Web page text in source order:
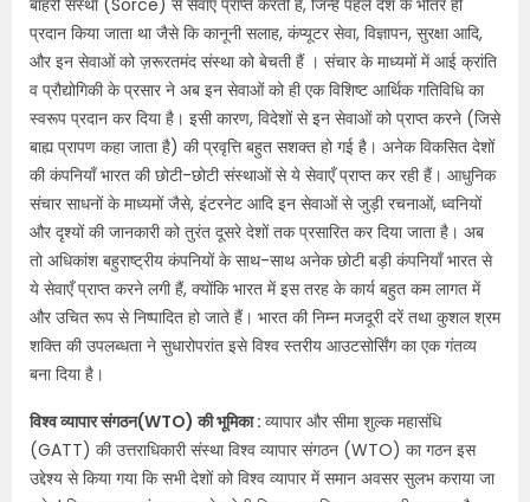
बाहरी संस्था (Sorce) से सेवाएँ प्राप्त करती हैं, जिन्हें पहले देश के भीतर ही
प्रदान किया जाता था जैसे कि कानूनी सलाह, कंप्यूटर सेवा, विज्ञापन, सुरक्षा आदि,
और इन सेवाओं को ज़रूरतमंद संस्था को बेचती हैं । संचार के माध्यमों में आई क्रांति
व प्रौद्योगिकी के प्रसार ने अब इन सेवाओं को ही एक विशिष्ट आर्थिक गतिविधि का
स्वरूप प्रदान कर दिया है। इसी कारण, विदेशों से इन सेवाओं को प्राप्त करने (जिसे
बाह्य प्रापण कहा जाता है) की प्रवृत्ति बहुत सशक्त हो गई है। अनेक विकसित देशों
की कंपनियाँ भारत की छोटी-छोटी संस्थाओं से ये सेवाएँ प्राप्त कर रही हैं। आधुनिक
संचार साधनों के माध्यमों जैसे, इंटरनेट आदि इन सेवाओं से जुड़ी रचनाओं, ध्वनियों
और दृश्यों की जानकारी को तुरंत दूसरे देशों तक प्रसारित कर दिया जाता है। अब
तो अधिकांश बहुराष्ट्रीय कंपनियों के साथ-साथ अनेक छोटी बड़ी कंपनियाँ भारत से
ये सेवाएँ प्राप्त करने लगी हैं, क्योंकि भारत में इस तरह के कार्य बहुत कम लागत में
और उचित रूप से निष्पादित हो जाते हैं। भारत की निम्न मजदूरी दरें तथा कुशल श्रम
शक्ति की उपलब्धता ने सुधारोपरांत इसे विश्व स्तरीय आउटसोर्सिंग का एक गंतव्य
बना दिया है।
विश्व व्यापार संगठन(WTO) की भूमिका : व्यापार और सीमा शुल्क महासंधि
(GATT) की उत्तराधिकारी संस्था विश्व व्यापार संगठन (WTO) का गठन इस
उद्देश्य से किया गया कि सभी देशों को विश्व व्यापार में समान अवसर सुलभ कराया जा